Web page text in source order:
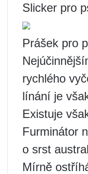
Slicker pro
Prášek pro
rychlého
línání je
Existuje
Furminátor
o srst
Mírně